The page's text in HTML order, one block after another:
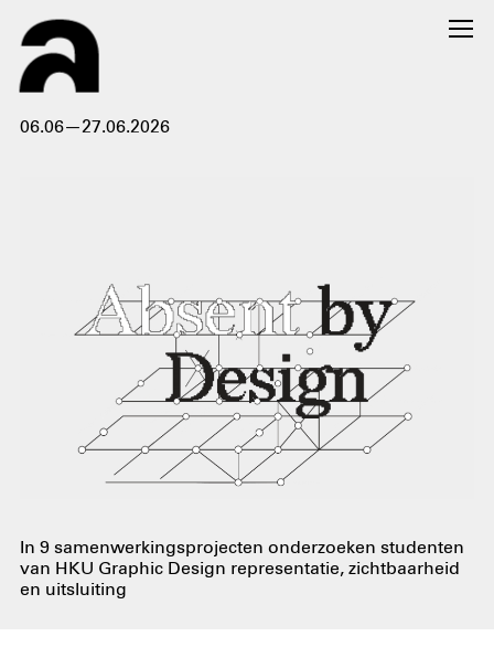
06.06—27.06.2026
In 9 samenwerkingsprojecten onderzoeken studenten
van HKU Graphic Design representatie, zichtbaarheid
en uitsluiting